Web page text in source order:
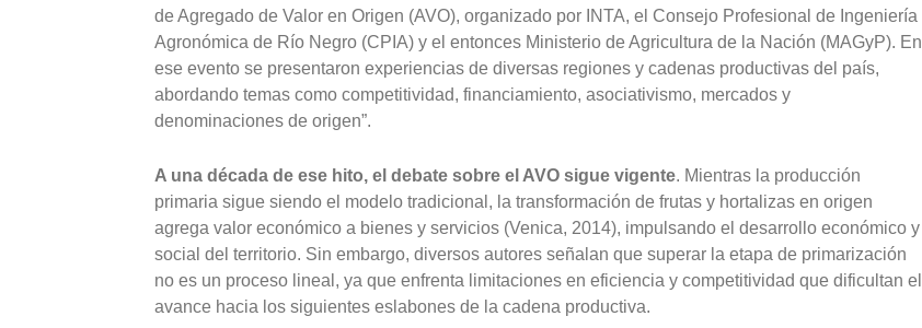
de Agregado de Valor en Origen (AVO), organizado por INTA, el Consejo Profesional de Ingeniería
Agronómica de Río Negro (CPIA) y el entonces Ministerio de Agricultura de la Nación (MAGyP). En
ese evento se presentaron experiencias de diversas regiones y cadenas productivas del país,
abordando temas como competitividad, financiamiento, asociativismo, mercados y
denominaciones de origen”.
A una década de ese hito, el debate sobre el AVO sigue vigente. Mientras la producción
primaria sigue siendo el modelo tradicional, la transformación de frutas y hortalizas en origen
agrega valor económico a bienes y servicios (Venica, 2014), impulsando el desarrollo económico y
social del territorio. Sin embargo, diversos autores señalan que superar la etapa de primarización
no es un proceso lineal, ya que enfrenta limitaciones en eficiencia y competitividad que dificultan el
avance hacia los siguientes eslabones de la cadena productiva.